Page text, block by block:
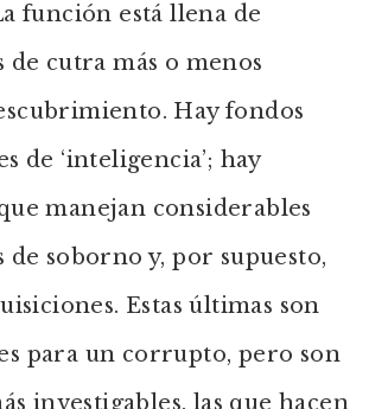
función está llena de
de cutra más o menos
Hay fondos
de ‘inteligencia’; hay
manejan considerables
de soborno y, por supuesto,
Estas últimas son
para un corrupto, pero son
investigables, las que hacen